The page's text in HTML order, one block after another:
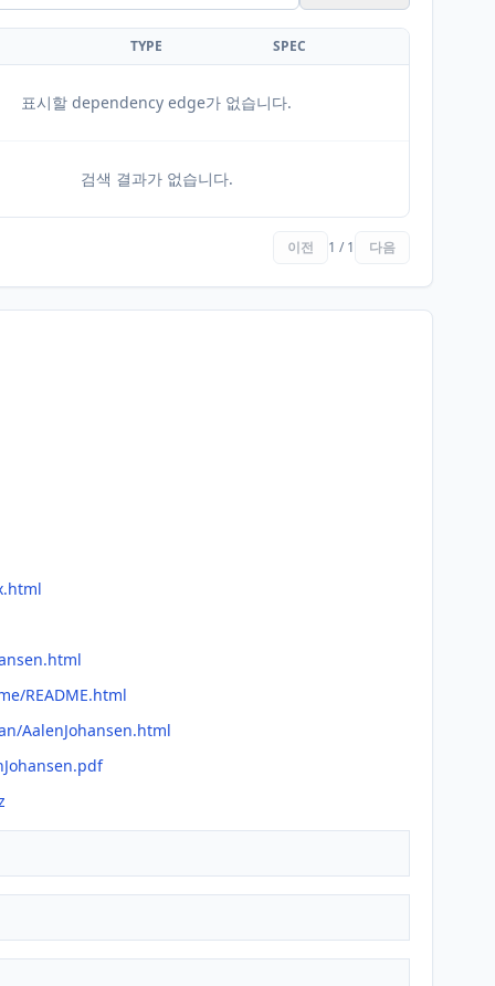
TYPE SPEC
표시할 dependency edge가 없습니다.
검색 결과가 없습니다.
이전 1 / 1 다음
README.html
AalenJohansen.html